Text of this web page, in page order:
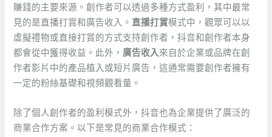
賺錢的主要來源。創作者可以透過多種方式盈利，其中最常
見的是直播打賞和廣告收入。直播打賞模式中，觀眾可以以
虛擬禮物或直接打賞的方式支持創作者，抖音和創作者本身
都會從中獲得收益。此外， 廣告收入來自於企業或品牌在創
作者影片中的產品植入或短片廣告，這通常需要創作者擁有
一定的粉絲基礎和視頻觀看量。
除了個人創作者的盈利模式外，抖音也為企業提供了廣泛的
商業合作方案。以下是常見的商業合作模式：